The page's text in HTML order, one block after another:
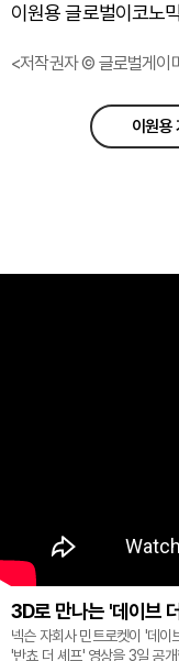
이원용 글로벌이코
<저작권자 © 글로벌게이
이원용
3D로 만나는 '데이브
넥슨 자회사 민트로켓이 '데이
'반쵸 더 셰프' 영상을 3일 공